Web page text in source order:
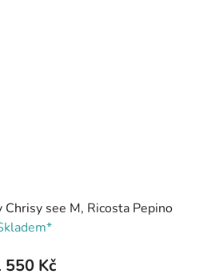
see M, Ricosta Pepino
550 Kč